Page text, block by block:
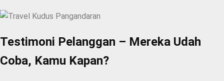
Testimoni Pelanggan – Mereka Udah
Coba, Kamu Kapan?